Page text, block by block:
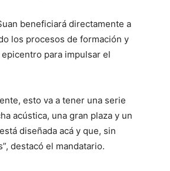
beneficiará directamente a
los procesos de formación y
para impulsar el
esto va a tener una serie
acústica, una gran plaza y un
diseñada acá y que, sin
destacó el mandatario.